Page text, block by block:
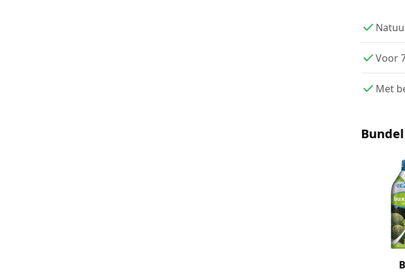
Voor
Met